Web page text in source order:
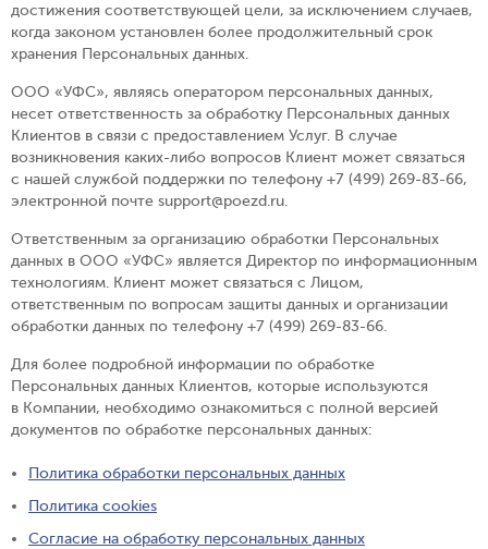
достижения соответствующей цели, за исключением случаев,
когда законом установлен более продолжительный срок
хранения Персональных данных.
ООО «УФС», являясь оператором персональных данных,
несет ответственность за обработку Персональных данных
Клиентов в связи с предоставлением Услуг. В случае
возникновения каких-либо вопросов Клиент может связаться
с нашей службой поддержки по телефону +7 (499) 269-83-66,
электронной почте support@poezd.ru.
Ответственным за организацию обработки Персональных
данных в ООО «УФС» является Директор по информационным
технологиям. Клиент может связаться с Лицом,
ответственным по вопросам защиты данных и организации
обработки данных по телефону +7 (499) 269-83-66.
Для более подробной информации по обработке
Персональных данных Клиентов, которые используются
в Компании, необходимо ознакомиться с полной версией
документов по обработке персональных данных:
Политика обработки персональных данных
Политика cookies
Согласие на обработку персональных данных